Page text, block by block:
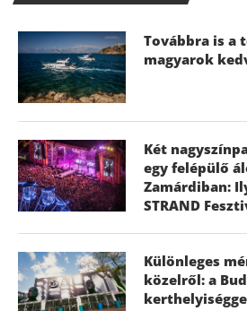
Továbbra is a
magyarok
Két
egy felépülő
Zamárdiban:
STRAND
Különleges
közelről: a